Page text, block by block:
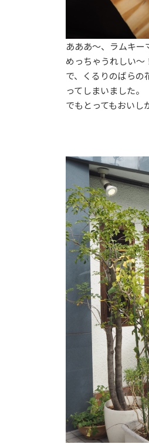
あああ〜、ラムキー
めっちゃうれしい〜
で、くるりのばらの
ってしまいました。
でもとってもおいし